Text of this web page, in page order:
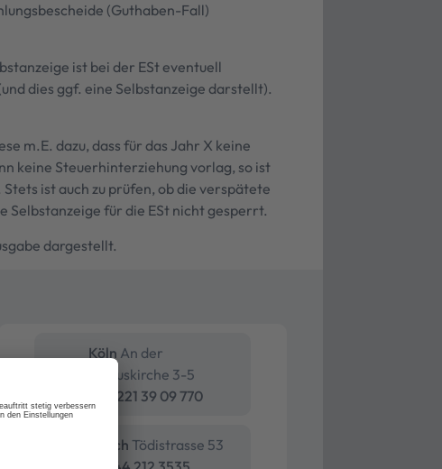
(Guthaben-Fall)
ist bei der ESt eventuell
dies ggf. eine Selbstanzeige darstellt).
m.E. dazu, dass für das Jahr X keine
keine Steuerhinterziehung vorlag, so ist
ist auch zu prüfen, ob die verspätete
Selbstanzeige für die ESt nicht gesperrt.
dargestellt.
Köln An der
Pauluskirche 3-5
+49 221 39 09 770
Zürich Tödistrasse 53